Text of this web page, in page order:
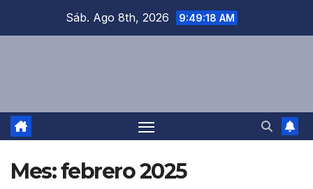
Sáb. Ago 8th, 2026 9:49:18 AM
Mes:febrero 2025